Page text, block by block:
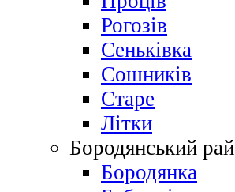
Рогозів
Сеньківка
Сошників
Старе
Літки
Бородянський
Бородянка